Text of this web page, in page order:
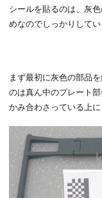
シールを貼るのは、灰
めなのでしっかりしてい
まず最初に灰色の部品
のは真ん中のプレート
かみ合わさっている上に